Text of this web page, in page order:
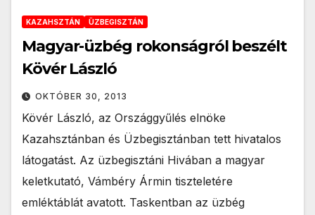
KAZAHSZTÁN ÜZBEGISZTÁN
Magyar-üzbég rokonságról beszélt
Kövér László
OKTÓBER 30, 2013
Kövér László, az Országgyűlés elnöke
Kazahsztánban és Üzbegisztánban tett hivatalos
látogatást. Az üzbegisztáni Hivában a magyar
keletkutató, Vámbéry Ármin tiszteletére
emléktáblát avatott. Taskentban az üzbég